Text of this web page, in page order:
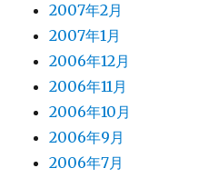
2007年2月
2007年1月
2006年12月
2006年11月
2006年10月
2006年9月
2006年7月